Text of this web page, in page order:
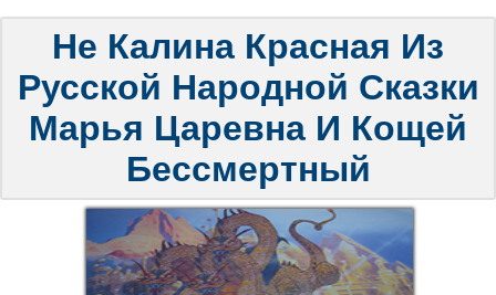
Не Калина Красная Из
Русской Народной Сказки
Марья Царевна И Кощей
Бессмертный